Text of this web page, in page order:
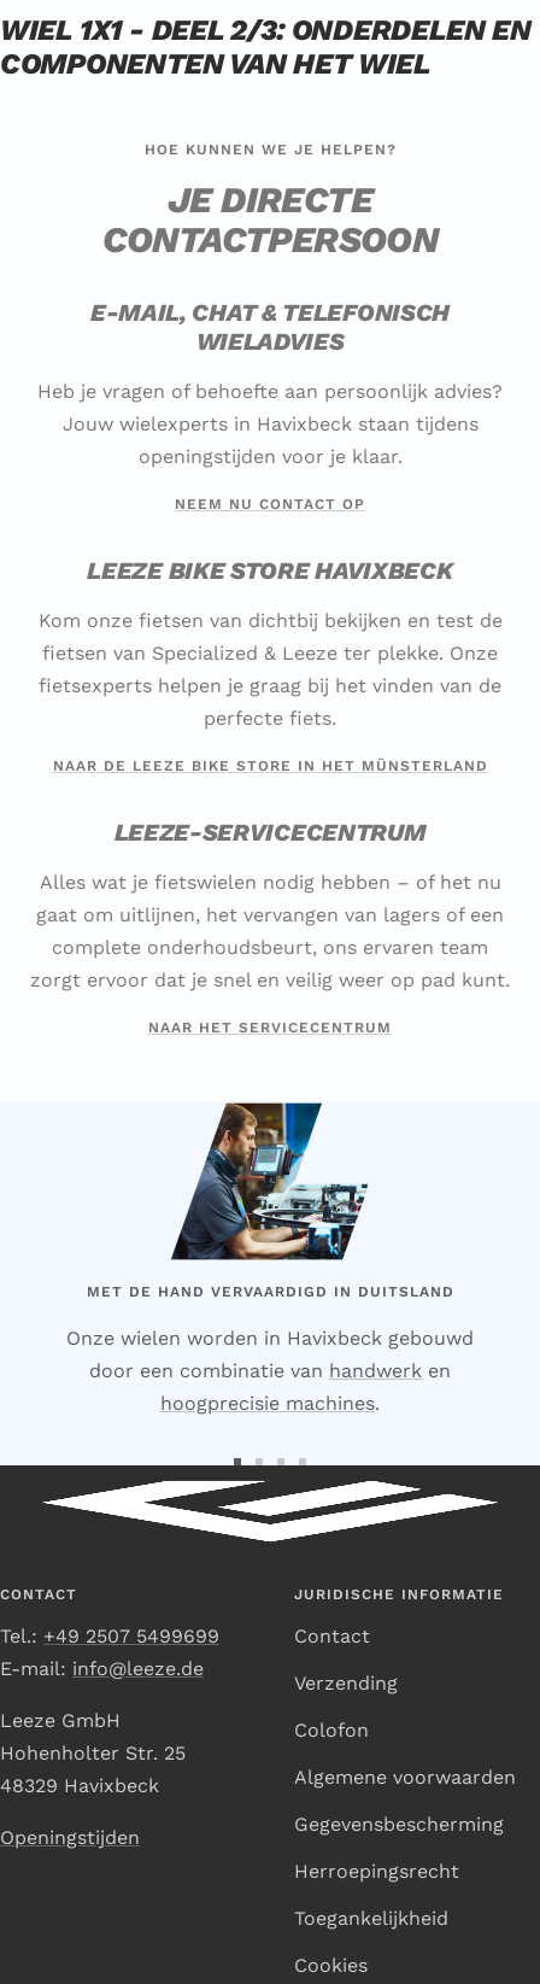
WIEL 1X1 - DEEL 2/3: ONDERDELEN EN
COMPONENTEN VAN HET WIEL
HOE KUNNEN WE JE HELPEN?
JE DIRECTE
CONTACTPERSOON
E-MAIL, CHAT & TELEFONISCH
WIELADVIES
Heb je vragen of behoefte aan persoonlijk advies?
Jouw wielexperts in Havixbeck staan tijdens
openingstijden voor je klaar.
NEEM NU CONTACT OP
LEEZE BIKE STORE HAVIXBECK
Kom onze fietsen van dichtbij bekijken en test de
fietsen van Specialized & Leeze ter plekke. Onze
fietsexperts helpen je graag bij het vinden van de
perfecte fiets.
NAAR DE LEEZE BIKE STORE IN HET MÜNSTERLAND
LEEZE-SERVICECENTRUM
Alles wat je fietswielen nodig hebben – of het nu
gaat om uitlijnen, het vervangen van lagers of een
complete onderhoudsbeurt, ons ervaren team
zorgt ervoor dat je snel en veilig weer op pad kunt.
NAAR HET SERVICECENTRUM
MET DE HAND VERVAARDIGD IN DUITSLAND
Onze wielen worden in Havixbeck gebouwd
door een combinatie van handwerk en
hoogprecisie machines.
Ga
naar
dia
Ga
naar
dia
naar
dia
naar
dia
CONTACT
Tel.: +49 2507 5499699
E-mail: info@leeze.de
Leeze GmbH
Hohenholter Str. 25
48329 Havixbeck
Openingstijden
JURIDISCHE INFORMATIE
Contact
Verzending
Colofon
Algemene voorwaarden
Gegevensbescherming
Herroepingsrecht
Toegankelijkheid
Cookies